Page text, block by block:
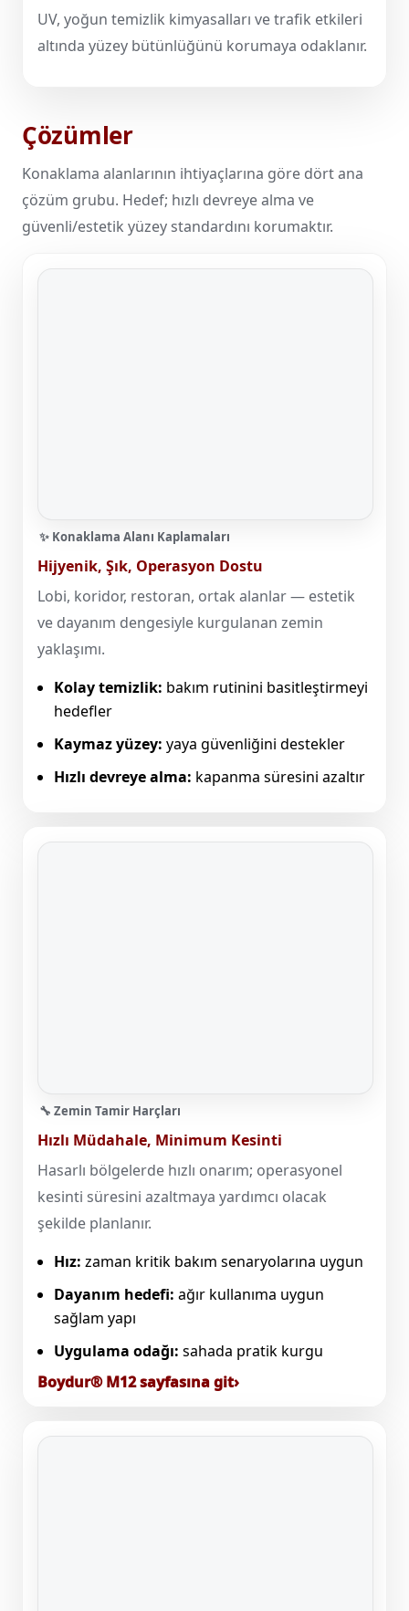
UV, yoğun temizlik kimyasalları ve trafik etkileri
altında yüzey bütünlüğünü korumaya odaklanır.
Çözümler
Konaklama alanlarının ihtiyaçlarına göre dört ana
çözüm grubu. Hedef; hızlı devreye alma ve
güvenli/estetik yüzey standardını korumaktır.
✨ Konaklama Alanı Kaplamaları
Hijyenik, Şık, Operasyon Dostu
Lobi, koridor, restoran, ortak alanlar — estetik
ve dayanım dengesiyle kurgulanan zemin
yaklaşımı.
Kolay temizlik: bakım rutinini basitleştirmeyi
hedefler
Kaymaz yüzey: yaya güvenliğini destekler
Hızlı devreye alma: kapanma süresini azaltır
🔧 Zemin Tamir Harçları
Hızlı Müdahale, Minimum Kesinti
Hasarlı bölgelerde hızlı onarım; operasyonel
kesinti süresini azaltmaya yardımcı olacak
şekilde planlanır.
Hız: zaman kritik bakım senaryolarına uygun
Dayanım hedefi: ağır kullanıma uygun
sağlam yapı
Uygulama odağı: sahada pratik kurgu
Boydur® M12 sayfasına git